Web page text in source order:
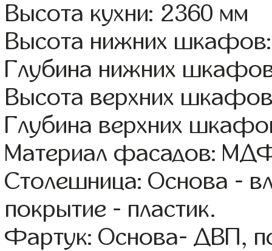
Высота кухни: 2360 мм
Высота нижних
Глубина нижних
Высота верхних
Глубина верхних
Материал фасадов:
Столешница: Основа -
покрытие - пластик.
Фартук: Основа- ДВП,